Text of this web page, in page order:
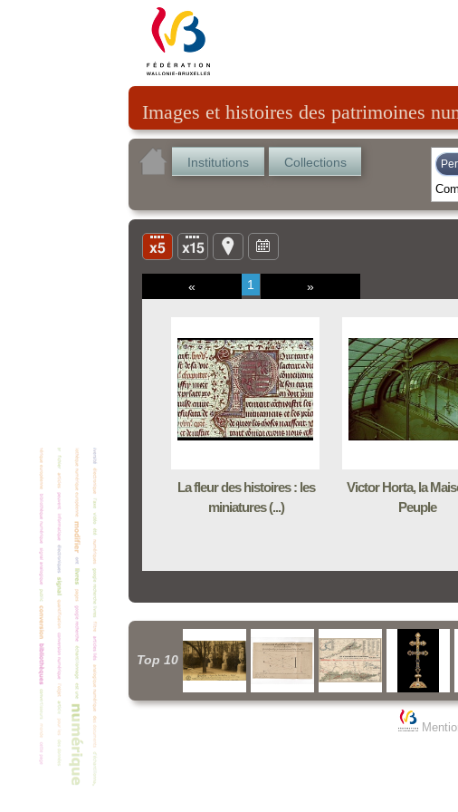
Images et histoires des patrimoines
Institutions Collections
« 1 »
La fleur des histoires : les
miniatures (...)
Victor Horta, la
Peuple
Top 10